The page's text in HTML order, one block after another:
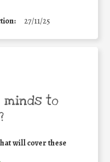
27/11/25
minds to
will cover these